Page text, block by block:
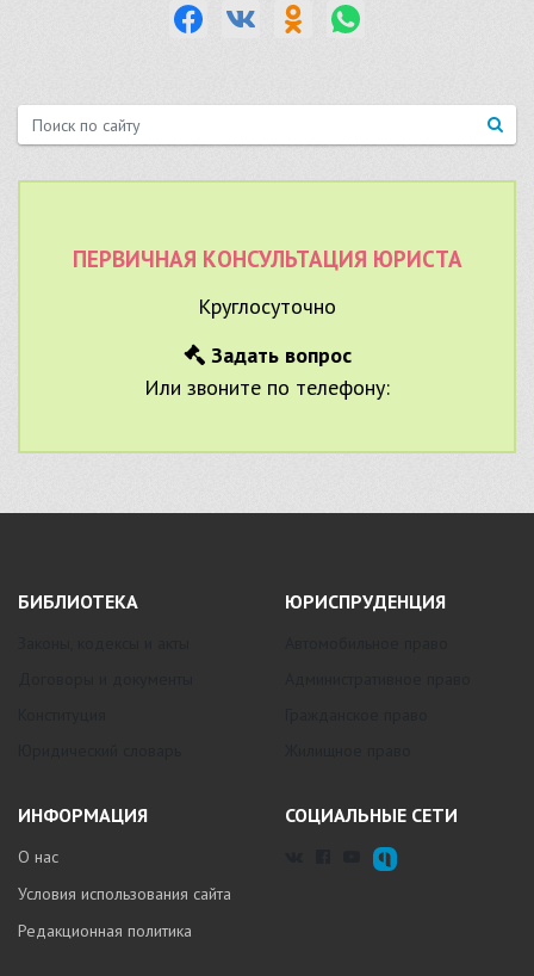
ПЕРВИЧНАЯ КОНСУЛЬТАЦИЯ ЮРИСТА
Круглосуточно
Задать вопрос
Или звоните по телефону:
БИБЛИОТЕКА ЮРИСПРУДЕНЦИЯ
ИНФОРМАЦИЯ
О нас
Условия использования сайта
Редакционная политика
СОЦИАЛЬНЫЕ СЕТИ